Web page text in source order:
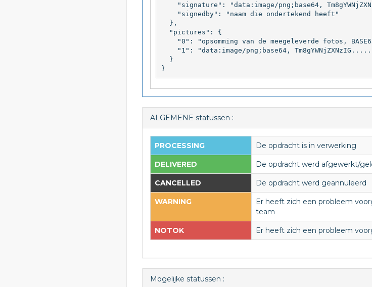
"signature": "data:image/png;base64,
    "signedby": "naam die ondertekend heeft"
  },
  "pictures": {
"0": "opsomming van de meegeleverde fotos,
"1": "data:image/png;base64,
  }
}
ALGEMENE statussen :
PROCESSING De opdracht is in verwerking
DELIVERED De opdracht werd afgewerkt/
CANCELLED De opdracht werd geannuleerd
WARNING
Er heeft zich een probleem
team
NOTOK Er heeft zich een probleem
Mogelijke statussen :